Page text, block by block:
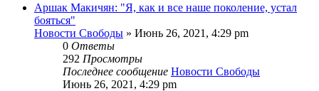
Аршак Макичян: "Я, как и все наше поколение, устал
бояться"
Новости Свободы » Июнь 26, 2021, 4:29 pm
0 Ответы
292 Просмотры
Последнее сообщение Новости Свободы
Июнь 26, 2021, 4:29 pm